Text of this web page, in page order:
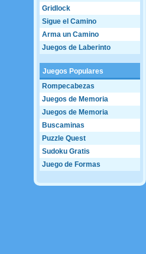
Gridlock
Sigue el Camino
Arma un Camino
Juegos de Laberinto
Juegos Populares
Rompecabezas
Juegos de Memoria
Juegos de Memoria
Buscaminas
Puzzle Quest
Sudoku Gratis
Juego de Formas